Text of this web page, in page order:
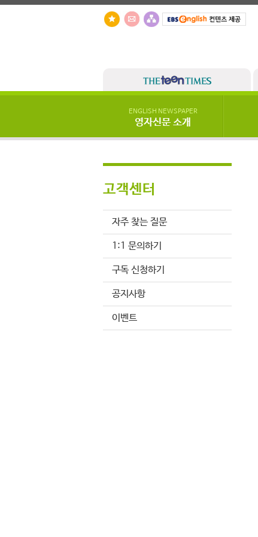
ENGLISH NEWSPAPER
영자신문 소개
고객센터
자주 찾는 질문
1:1 문의하기
구독 신청하기
공지사항
이벤트